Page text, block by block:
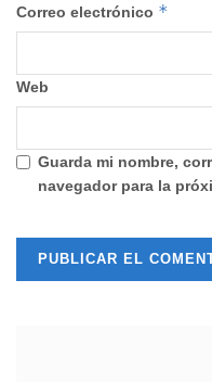
Correo electrónico *
Web
Guarda mi nombre,
navegador para la